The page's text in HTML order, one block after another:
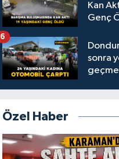
Kan
Genç
sonra
6
Özel Haber